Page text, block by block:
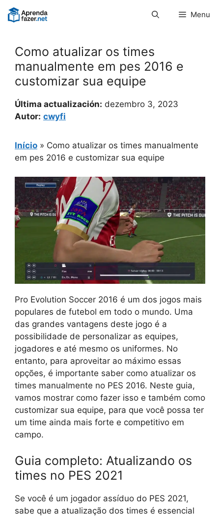
Pular
para
Menu
Como atualizar os times
manualmente em pes 2016 e
customizar sua equipe
Última actualización: dezembro 3, 2023
Autor: cwyfi
Início » Como atualizar os times manualmente
em pes 2016 e customizar sua equipe
Pro Evolution Soccer 2016 é um dos jogos mais
populares de futebol em todo o mundo. Uma
das grandes vantagens deste jogo é a
possibilidade de personalizar as equipes,
jogadores e até mesmo os uniformes. No
entanto, para aproveitar ao máximo essas
opções, é importante saber como atualizar os
times manualmente no PES 2016. Neste guia,
vamos mostrar como fazer isso e também como
customizar sua equipe, para que você possa ter
um time ainda mais forte e competitivo em
campo.
Guia completo: Atualizando os
times no PES 2021
Se você é um jogador assíduo do PES 2021,
sabe que a atualização dos times é essencial